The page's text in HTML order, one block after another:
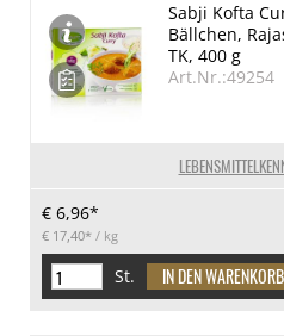
Sabji Kofta
Bällchen,
TK, 400 g
Art.Nr.:49254
€ 6,96*
€ 17,40* / kg
St.